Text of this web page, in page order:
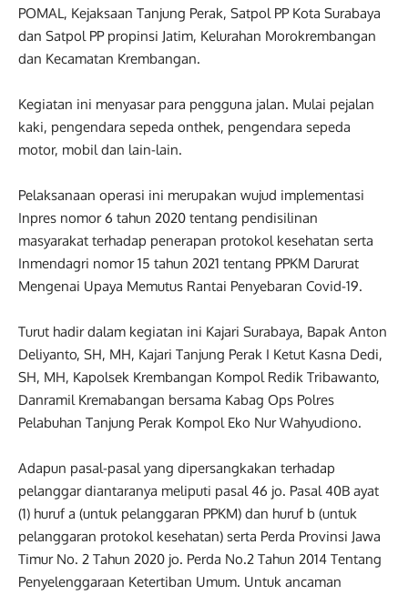
POMAL, Kejaksaan Tanjung Perak, Satpol PP Kota Surabaya
dan Satpol PP propinsi Jatim, Kelurahan Morokrembangan
dan Kecamatan Krembangan.
Kegiatan ini menyasar para pengguna jalan. Mulai pejalan
kaki, pengendara sepeda onthek, pengendara sepeda
motor, mobil dan lain-lain.
Pelaksanaan operasi ini merupakan wujud implementasi
Inpres nomor 6 tahun 2020 tentang pendisilinan
masyarakat terhadap penerapan protokol kesehatan serta
Inmendagri nomor 15 tahun 2021 tentang PPKM Darurat
Mengenai Upaya Memutus Rantai Penyebaran Covid-19.
Turut hadir dalam kegiatan ini Kajari Surabaya, Bapak Anton
Deliyanto, SH, MH, Kajari Tanjung Perak I Ketut Kasna Dedi,
SH, MH, Kapolsek Krembangan Kompol Redik Tribawanto,
Danramil Kremabangan bersama Kabag Ops Polres
Pelabuhan Tanjung Perak Kompol Eko Nur Wahyudiono.
Adapun pasal-pasal yang dipersangkakan terhadap
pelanggar diantaranya meliputi pasal 46 jo. Pasal 40B ayat
(1) huruf a (untuk pelanggaran PPKM) dan huruf b (untuk
pelanggaran protokol kesehatan) serta Perda Provinsi Jawa
Timur No. 2 Tahun 2020 jo. Perda No.2 Tahun 2014 Tentang
Penyelenggaraan Ketertiban Umum. Untuk ancaman